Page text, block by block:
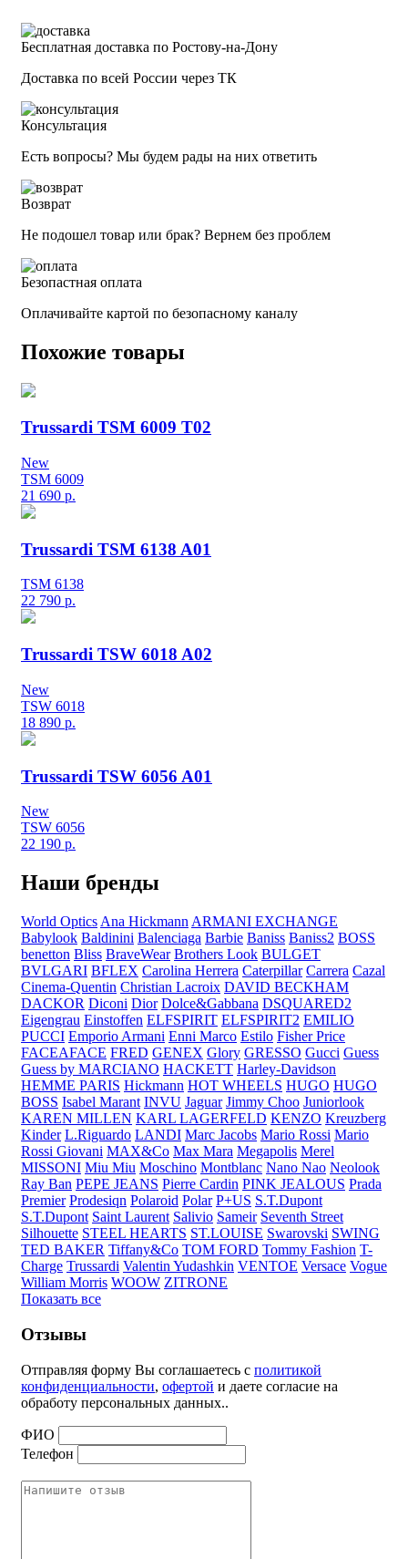
Бесплатная доставка по Ростову-на-Дону
Доставка по всей России через ТК
Консультация
Есть вопросы? Мы будем рады на них ответить
Возврат
Не подошел товар или брак? Вернем без проблем
Безопастная оплата
Оплачивайте картой по безопасному каналу
Похожие товары
Trussardi TSM 6009 T02
New
TSM 6009
21 690 р.
Trussardi TSM 6138 A01
TSM 6138
22 790 р.
Trussardi TSW 6018 A02
New
TSW 6018
18 890 р.
Trussardi TSW 6056 A01
New
TSW 6056
22 190 р.
Наши бренды
World Optics Ana Hickmann ARMANI EXCHANGE
Babylook Baldinini Balenciaga Barbie Baniss Baniss2 BOSS
benetton Bliss BraveWear Brothers Look BULGET
BVLGARI BFLEX Carolina Herrera Caterpillar Carrera Cazal
Cinema-Quentin Christian Lacroix DAVID BECKHAM
DACKOR Diconi Dior Dolce&Gabbana DSQUARED2
Eigengrau Einstoffen ELFSPIRIT ELFSPIRIT2 EMILIO
PUCCI Emporio Armani Enni Marco Estilo Fisher Price
FACEAFACE FRED GENEX Glory GRESSO Gucci Guess
Guess by MARCIANO HACKETT Harley-Davidson
HEMME PARIS Hickmann HOT WHEELS HUGO HUGO
BOSS Isabel Marant INVU Jaguar Jimmy Choo Juniorlook
KAREN MILLEN KARL LAGERFELD KENZO Kreuzberg
Kinder L.Riguardo LANDI Marc Jacobs Mario Rossi Mario
Rossi Giovani MAX&Co Max Mara Megapolis Merel
MISSONI Miu Miu Moschino Montblanc Nano Nao Neolook
Ray Ban PEPE JEANS Pierre Cardin PINK JEALOUS Prada
Premier Prodesiqn Polaroid Polar P+US S.T.Dupont
S.T.Dupont Saint Laurent Salivio Sameir Seventh Street
Silhouette STEEL HEARTS ST.LOUISE Swarovski SWING
TED BAKER Tiffany&Co TOM FORD Tommy Fashion T-
Charge Trussardi Valentin Yudashkin VENTOE Versace Vogue
William Morris WOOW ZITRONE
Показать все
Отзывы
Отправляя форму Вы соглашаетесь с политикой
конфиденциальности, офертой и даете согласие на
обработу персональных данных..
ФИО
Телефон